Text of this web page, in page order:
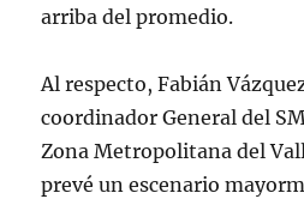
arriba del promedio.
Al respecto, Fabián
coordinador General del
Zona Metropolitana del
prevé un escenario